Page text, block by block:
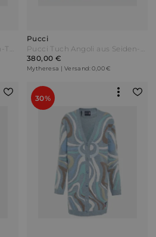
Pucci Tuch Iride aus Seiden-Twill Pink
Pucci
Pucci Tuch Angoli aus Seiden-Twill Blau
380,00 €
Mytheresa | Versand: 0,00 €
30%